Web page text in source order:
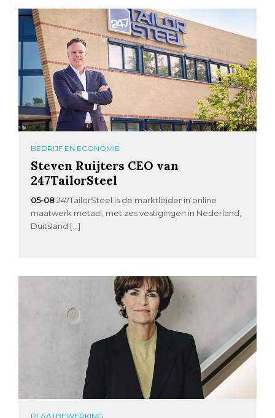
BEDRIJF EN ECONOMIE
Steven Ruijters CEO van
247TailorSteel
05-08 247TailorSteel is de marktleider in online
maatwerk metaal, met zes vestigingen in Nederland,
Duitsland […]
PLAATBEWERKING